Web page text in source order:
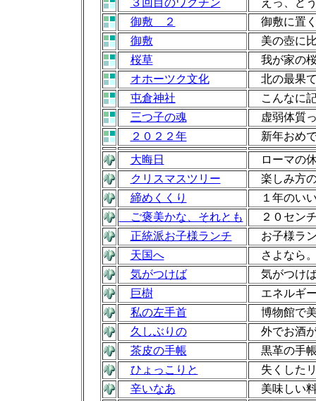
３回目のワクチン
えっ、ど
御敷 ２
御敷に置
御敷
美の壺に
桜草
我が家の
オホーツク文化
北の最果
屯倉神社
こんなに
三つ子の魂
虚弱体質
２０２２年
新年おめ
大晦日
ローマの
クリスマスツリー
楽しみ方
締めくくり
１年のい
ご褒美かな、それとも
２０セン
正統派お子様ランチ
お子様ラ
天国へ
さよなら
気がつけば
気がつけ
巨樹
エネルギ
私の左手首
博物館で
久しぶりの
外でお酒
茶皮の手帳
黒革の手
ひょっこりと
失くした
辛いなあ
美味しい